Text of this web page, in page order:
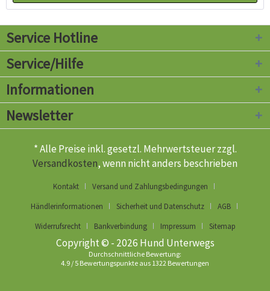
Service Hotline
Service/Hilfe
Informationen
Newsletter
* Alle Preise inkl. gesetzl. Mehrwertsteuer zzgl.
Versandkosten, wenn nicht anders beschrieben
Kontakt
Versand und Zahlungsbedingungen
Händlerinformationen
Sicherheit und Datenschutz
AGB
Widerrufsrecht
Bankverbindung Impressum Sitemap
Copyright © - 2026 Hund Unterwegs
Durchschnittliche Bewertung:
4.9 / 5 Bewertungspunkte aus 1322 Bewertungen